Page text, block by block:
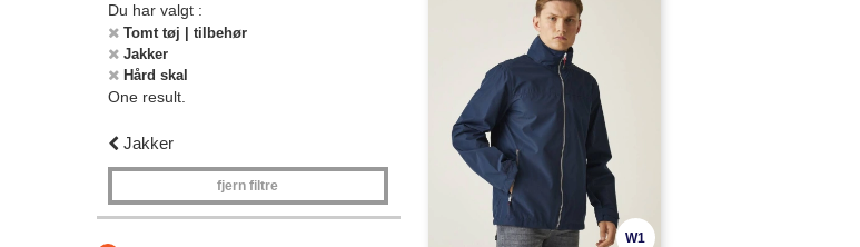
Du har valgt :
Tomt tøj | tilbehør
Jakker
Hård skal
One result.
Jakker
fjern filtre
W1